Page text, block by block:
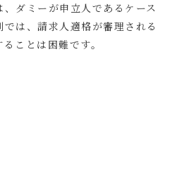
ダミーが申立人であるケース
は、請求人適格が審理される
ことは困難です。